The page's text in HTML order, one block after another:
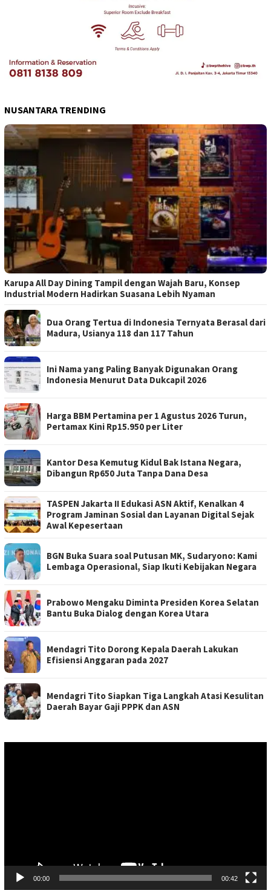
NUSANTARA TRENDING
Karupa All Day Dining Tampil dengan Wajah Baru, Konsep
Industrial Modern Hadirkan Suasana Lebih Nyaman
Dua Orang Tertua di Indonesia Ternyata Berasal dari
Madura, Usianya 118 dan 117 Tahun
Ini Nama yang Paling Banyak Digunakan Orang
Indonesia Menurut Data Dukcapil 2026
Harga BBM Pertamina per 1 Agustus 2026 Turun,
Pertamax Kini Rp15.950 per Liter
Kantor Desa Kemutug Kidul Bak Istana Negara,
Dibangun Rp650 Juta Tanpa Dana Desa
TASPEN Jakarta II Edukasi ASN Aktif, Kenalkan 4
Program Jaminan Sosial dan Layanan Digital Sejak
Awal Kepesertaan
BGN Buka Suara soal Putusan MK, Sudaryono: Kami
Lembaga Operasional, Siap Ikuti Kebijakan Negara
Prabowo Mengaku Diminta Presiden Korea Selatan
Bantu Buka Dialog dengan Korea Utara
Mendagri Tito Dorong Kepala Daerah Lakukan
Efisiensi Anggaran pada 2027
Mendagri Tito Siapkan Tiga Langkah Atasi Kesulitan
Daerah Bayar Gaji PPPK dan ASN
00:00 00:42